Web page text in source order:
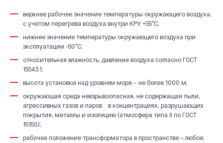
верхнее рабочее значение температуры окружающего воздуха,
с учетом перегрева воздуха внутри КРУ +55˚С;
нижнее значение температуры окружающего воздуха при
эксплуатации -60˚С;
относительная влажность, давление воздуха согласно ГОСТ
15543.1;
высота установки над уровнем моря – не более 1000 м;
окружающая среда невзрывоопасная, не содержащая пыли,
агрессивных газов и паров в концентрациях, разрушающих
покрытия, металлы и изоляцию (атмосфера типа II по ГОСТ
15150);
рабочее положение трансформатора в пространстве – любое;